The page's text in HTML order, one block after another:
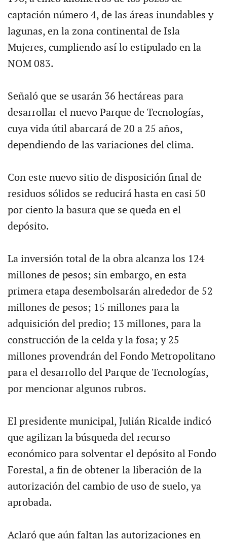
captación número 4, de las áreas inundables y
lagunas, en la zona continental de Isla
Mujeres, cumpliendo así lo estipulado en la
NOM 083.
Señaló que se usarán 36 hectáreas para
desarrollar el nuevo Parque de Tecnologías,
cuya vida útil abarcará de 20 a 25 años,
dependiendo de las variaciones del clima.
Con este nuevo sitio de disposición final de
residuos sólidos se reducirá hasta en casi 50
por ciento la basura que se queda en el
depósito.
La inversión total de la obra alcanza los 124
millones de pesos; sin embargo, en esta
primera etapa desembolsarán alrededor de 52
millones de pesos; 15 millones para la
adquisición del predio; 13 millones, para la
construcción de la celda y la fosa; y 25
millones provendrán del Fondo Metropolitano
para el desarrollo del Parque de Tecnologías,
por mencionar algunos rubros.
El presidente municipal, Julián Ricalde indicó
que agilizan la búsqueda del recurso
económico para solventar el depósito al Fondo
Forestal, a fin de obtener la liberación de la
autorización del cambio de uso de suelo, ya
aprobada.
Aclaró que aún faltan las autorizaciones en